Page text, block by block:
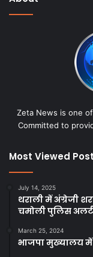
Zeta News is one
Committed to
Most Viewed
July 14, 2025
थराली में अंग्रेजी
चमोली पुलिस अलर्ट
March 25, 2024
भाजपा मुख्यालय में